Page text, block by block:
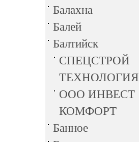
Балахна
Балей
Балтийск
СПЕЦСТРОЙ
ТЕХНОЛОГИЯ
ООО ИНВЕСТ
КОМФОРТ
Банное